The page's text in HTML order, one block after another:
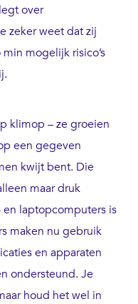
over
zeker weet dat zij
mogelijk risico’s
klimop – ze groeien
een gegeven
kwijt bent. Die
maar druk
laptopcomputers is
maken nu gebruik
en apparaten
ondersteund. Je
houd het wel in